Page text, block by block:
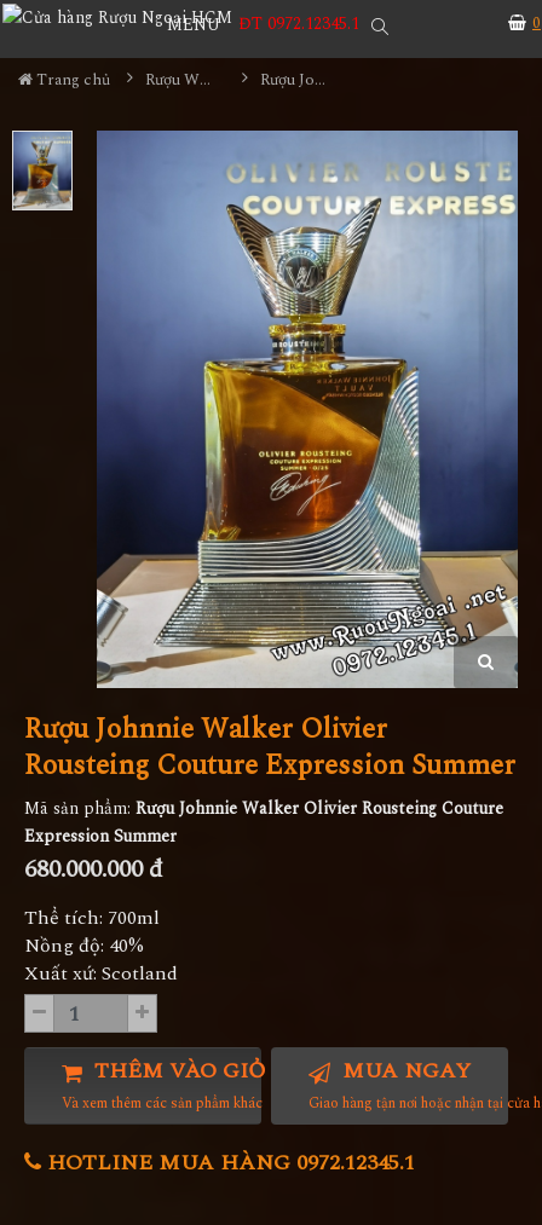
0
MENU ĐT 0972.12345.1
Trang chủ Rượu Whisky Rượu Johnnie Walker Olivier Rousteing Couture Expression Summer
Rượu Johnnie Walker Olivier
Rousteing Couture Expression Summer
Mã sản phẩm: Rượu Johnnie Walker Olivier Rousteing Couture
Expression Summer
680.000.000 đ
Thể tích: 700ml
Nồng độ: 40%
Xuất xứ: Scotland
THÊM VÀO GIỎ HÀNG
Và xem thêm các sản phẩm khác
MUA NGAY
Giao hàng tận nơi hoặc nhận tại cửa
HOTLINE MUA HÀNG 0972.12345.1